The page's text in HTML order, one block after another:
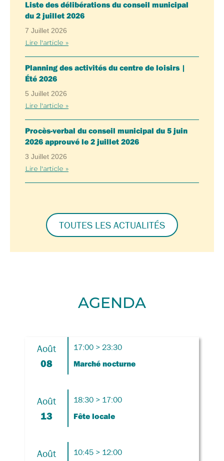
Liste des délibérations du conseil municipal
du 2 juillet 2026
7 Juillet 2026
Lire l'article »
Planning des activités du centre de loisirs |
Été 2026
5 Juillet 2026
Lire l'article »
Procès-verbal du conseil municipal du 5 juin
2026 approuvé le 2 juillet 2026
3 Juillet 2026
Lire l'article »
TOUTES LES ACTUALITÉS
AGENDA
Août
08
17:00 > 23:30
Marché nocturne
Août
13
18:30 > 17:00
Fête locale
Août
10:45 > 12:00